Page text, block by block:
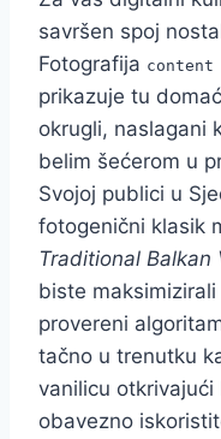
savršen spoj
Fotografija
prikazuje tu
okrugli, naslagani
belim šećerom u
Svojoj publici u
fotogenični klasik
Traditional Balkan
biste
provereni
tačno u trenutku
vanilicu
obavezno